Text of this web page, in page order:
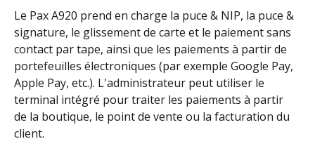
Le Pax A920 prend en charge la puce & NIP, la puce &
signature, le glissement de carte et le paiement sans
contact par tape, ainsi que les paiements à partir de
portefeuilles électroniques (par exemple Google Pay,
Apple Pay, etc.). L'administrateur peut utiliser le
terminal intégré pour traiter les paiements à partir
de la boutique, le point de vente ou la facturation du
client.